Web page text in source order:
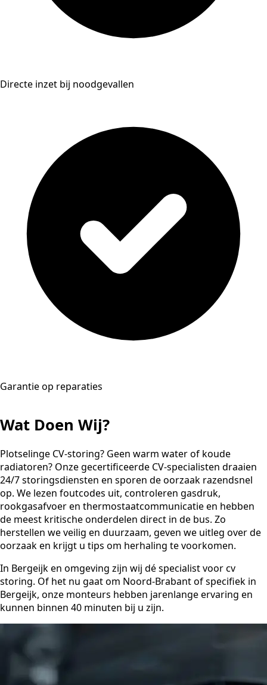
Directe inzet bij noodgevallen
Garantie op reparaties
Wat Doen Wij?
Plotselinge CV-storing? Geen warm water of koude
radiatoren? Onze gecertificeerde CV-specialisten draaien
24/7 storingsdiensten en sporen de oorzaak razendsnel
op. We lezen foutcodes uit, controleren gasdruk,
rookgasafvoer en thermostaatcommunicatie en hebben
de meest kritische onderdelen direct in de bus. Zo
herstellen we veilig en duurzaam, geven we uitleg over de
oorzaak en krijgt u tips om herhaling te voorkomen.
In Bergeijk en omgeving zijn wij dé specialist voor cv
storing. Of het nu gaat om Noord-Brabant of specifiek in
Bergeijk, onze monteurs hebben jarenlange ervaring en
kunnen binnen 40 minuten bij u zijn.